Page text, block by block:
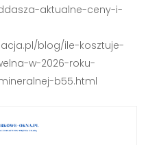
aktualne-ceny-i-
blog/ile-kosztuje-
w-2026-roku-
b55.html